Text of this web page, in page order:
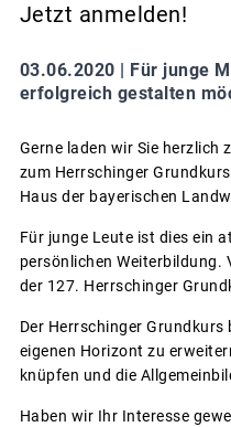
Jetzt anmelden!
03.06.2020 |
Für junge
erfolgreich gestalten
Gerne laden wir Sie
zum Herrschinger
Haus der bayerischen
Für junge Leute ist dies ein
persönlichen
der 127. Herrschinger
Der Herrschinger
eigenen Horizont zu
knüpfen und die
Haben wir Ihr Interesse